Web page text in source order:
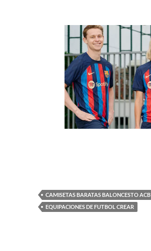
CAMISETAS BARATAS BALONCESTO ACB
EQUIPACIONES DE FUTBOL CREAR